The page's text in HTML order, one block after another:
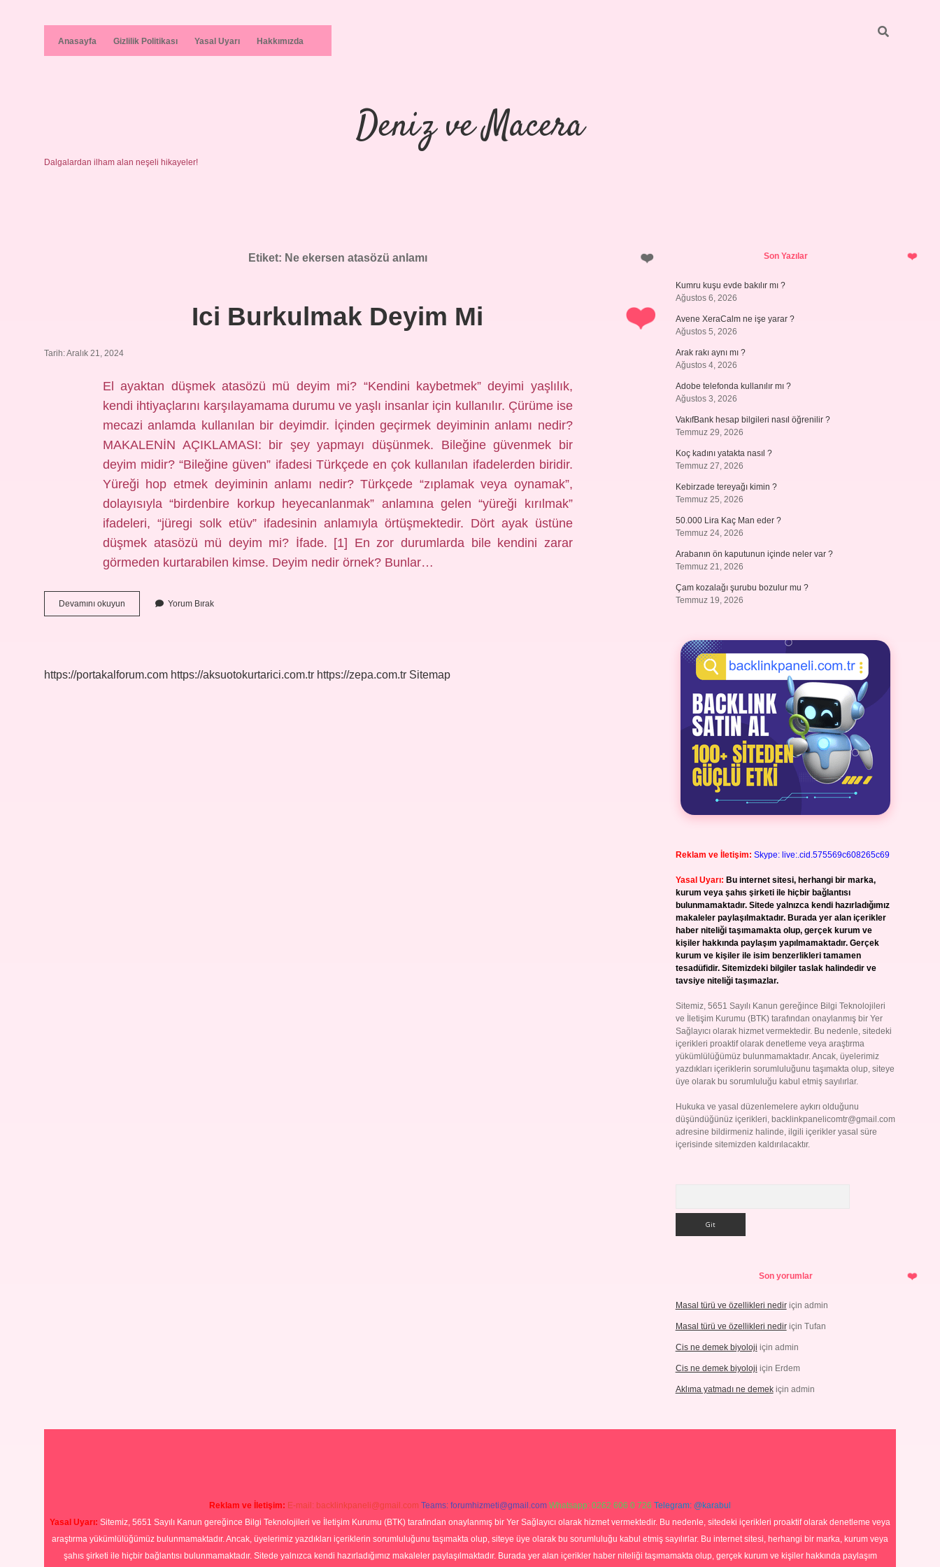
Anasayfa Gizlilik Politikası Yasal Uyarı Hakkımızda
Deniz ve Macera
Dalgalardan ilham alan neşeli hikayeler!
Etiket: Ne ekersen atasözü anlamı
Ici Burkulmak Deyim Mi
Tarih: Aralık 21, 2024
El ayaktan düşmek atasözü mü deyim mi? “Kendini kaybetmek” deyimi yaşlılık,
kendi ihtiyaçlarını karşılayamama durumu ve yaşlı insanlar için kullanılır. Çürüme ise
mecazi anlamda kullanılan bir deyimdir. İçinden geçirmek deyiminin anlamı nedir?
MAKALENİN AÇIKLAMASI: bir şey yapmayı düşünmek. Bileğine güvenmek bir
deyim midir? “Bileğine güven” ifadesi Türkçede en çok kullanılan ifadelerden biridir.
Yüreği hop etmek deyiminin anlamı nedir? Türkçede “zıplamak veya oynamak”,
dolayısıyla “birdenbire korkup heyecanlanmak” anlamına gelen “yüreği kırılmak”
ifadeleri, “jüregi solk etüv” ifadesinin anlamıyla örtüşmektedir. Dört ayak üstüne
düşmek atasözü mü deyim mi? İfade. [1] En zor durumlarda bile kendini zarar
görmeden kurtarabilen kimse. Deyim nedir örnek? Bunlar…
Devamını okuyun
Burkulmak
Yorum Bırak
https://portakalforum.com https://aksuotokurtarici.com.tr https://zepa.com.tr Sitemap
SidebarSon Yazılar
Kumru kuşu evde bakılır mı ?
Ağustos 6, 2026
Avene XeraCalm ne işe yarar ?
Ağustos 5, 2026
Arak rakı aynı mı ?
Ağustos 4, 2026
Adobe telefonda kullanılır mı ?
Ağustos 3, 2026
VakıfBank hesap bilgileri nasıl öğrenilir ?
Temmuz 29, 2026
Koç kadını yatakta nasıl ?
Temmuz 27, 2026
Kebirzade tereyağı kimin ?
Temmuz 25, 2026
50.000 Lira Kaç Man eder ?
Temmuz 24, 2026
Arabanın ön kaputunun içinde neler var ?
Temmuz 21, 2026
Çam kozalağı şurubu bozulur mu ?
Temmuz 19, 2026
Reklam ve İletişim: Skype: live:.cid.575569c608265c69
Yasal Uyarı: Bu internet sitesi, herhangi bir marka,
kurum veya şahıs şirketi ile hiçbir bağlantısı
bulunmamaktadır. Sitede yalnızca kendi hazırladığımız
makaleler paylaşılmaktadır. Burada yer alan içerikler
haber niteliği taşımamakta olup, gerçek kurum ve
kişiler hakkında paylaşım yapılmamaktadır. Gerçek
kurum ve kişiler ile isim benzerlikleri tamamen
tesadüfidir. Sitemizdeki bilgiler taslak halindedir ve
tavsiye niteliği taşımazlar.
Sitemiz, 5651 Sayılı Kanun gereğince Bilgi Teknolojileri
ve İletişim Kurumu (BTK) tarafından onaylanmış bir Yer
Sağlayıcı olarak hizmet vermektedir. Bu nedenle, sitedeki
içerikleri proaktif olarak denetleme veya araştırma
yükümlülüğümüz bulunmamaktadır. Ancak, üyelerimiz
yazdıkları içeriklerin sorumluluğunu taşımakta olup, siteye
üye olarak bu sorumluluğu kabul etmiş sayılırlar.
Hukuka ve yasal düzenlemelere aykırı olduğunu
düşündüğünüz içerikleri, backlinkpanelicomtr@gmail.com
adresine bildirmeniz halinde, ilgili içerikler yasal süre
içerisinde sitemizden kaldırılacaktır.
Son yorumlar
Masal türü ve özellikleri nediriçin admin
Masal türü ve özellikleri nediriçin Tufan
Cis ne demek biyoloji için admin
Cis ne demek biyoloji için Erdem
Aklıma yatmadı ne demekiçin admin
Reklam ve İletişim: E-mail: backlinkpaneli@gmail.com Teams: forumhizmeti@gmail.com Whatsapp: 0262 606 0 726 Telegram: @karabul
Yasal Uyarı: Sitemiz, 5651 Sayılı Kanun gereğince Bilgi Teknolojileri ve İletişim Kurumu (BTK) tarafından onaylanmış bir Yer Sağlayıcı olarak hizmet vermektedir. Bu nedenle, sitedeki içerikleri proaktif olarak denetleme veya
araştırma yükümlülüğümüz bulunmamaktadır. Ancak, üyelerimiz yazdıkları içeriklerin sorumluluğunu taşımakta olup, siteye üye olarak bu sorumluluğu kabul etmiş sayılırlar. Bu internet sitesi, herhangi bir marka, kurum veya
şahıs şirketi ile hiçbir bağlantısı bulunmamaktadır. Sitede yalnızca kendi hazırladığımız makaleler paylaşılmaktadır. Burada yer alan içerikler haber niteliği taşımamakta olup, gerçek kurum ve kişiler hakkında paylaşım